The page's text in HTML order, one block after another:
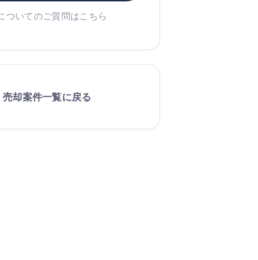
ついてのご質問はこちら
売却案件一覧に戻る